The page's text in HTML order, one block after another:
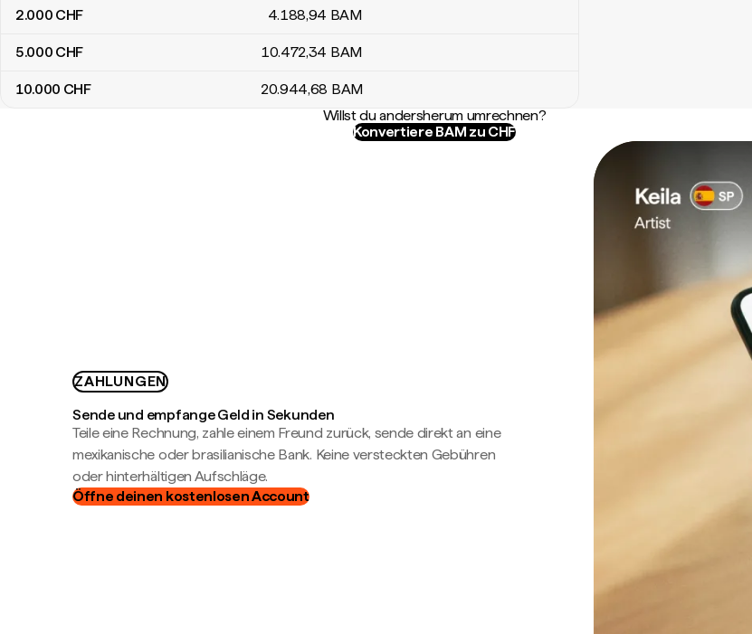
2.000 CHF 4.188,94 BAM
5.000 CHF 10.472,34 BAM
10.000 CHF 20.944,68 BAM
Willst du andersherum umrechnen?
Konvertiere BAM zu CHF
ZAHLUNGEN
Sende und empfange Geld in Sekunden
Teile eine Rechnung, zahle einem Freund zurück, sende direkt an eine
mexikanische oder brasilianische Bank. Keine versteckten Gebühren
oder hinterhältigen Aufschläge.
Öffne deinen kostenlosen Account